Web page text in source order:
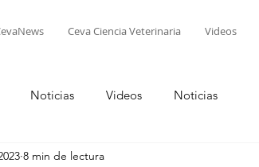
Ceva Ciencia Veterinaria Videos
Noticias Videos Noticias
8 min de lectura